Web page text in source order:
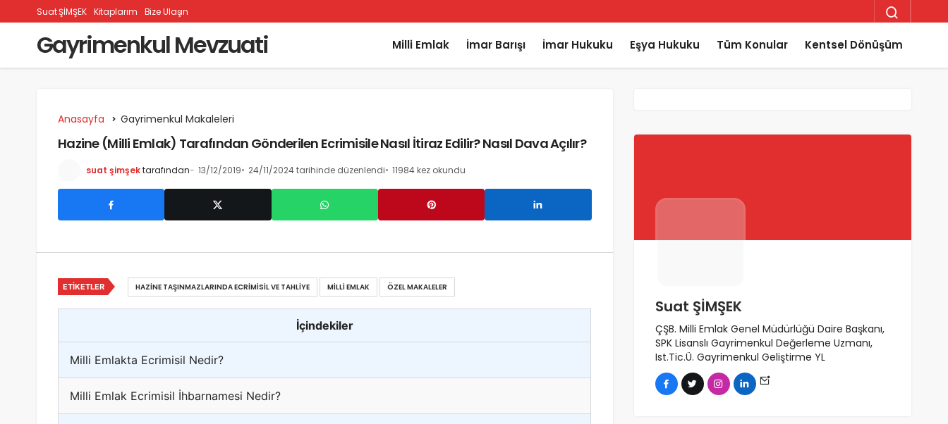
Suat ŞİMŞEK Kitaplarım Bize Ulaşın
Gayrimenkul Mevzuati Milli Emlak İmar Barışı İmar Hukuku Eşya Hukuku Tüm Konular Kentsel Dönüşüm
Anasayfa Gayrimenkul Makaleleri
Hazine (Milli Emlak) Tarafından Gönderilen Ecrimisile Nasıl İtiraz Edilir? Nasıl Dava Açılır?
suat şimşektarafından 13/12/2019 24/11/2024 tarihinde düzenlendi 11984 kez okundu
İçindekiler
Milli Emlakta Ecrimisil Nedir?
Milli Emlak Ecrimisil İhbarnamesi Nedir?
ETIKETLER HAZINE TAŞINMAZLARINDA ECRIMISIL VE TAHLIYE MILLI EMLAK ÖZEL MAKALELER
Suat ŞİMŞEK
ÇŞB. Milli Emlak Genel Müdürlüğü Daire Başkanı,
SPK Lisanslı Gayrimenkul Değerleme Uzmanı,
Ist.Tic.Ü. Gayrimenkul Geliştirme YL